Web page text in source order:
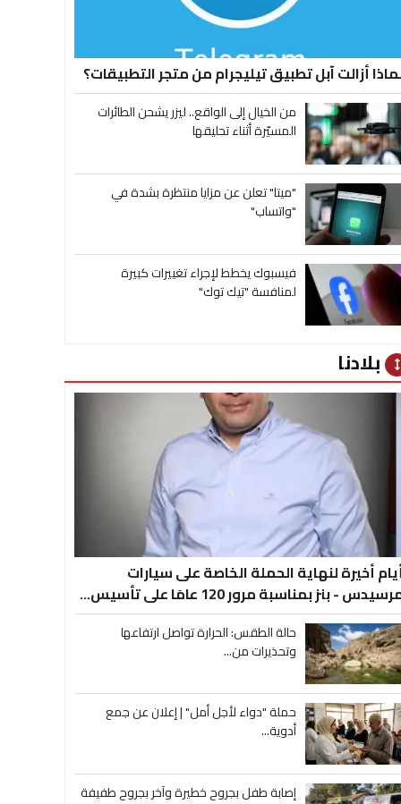
أزالت آبل تطبيق تيليجرام من متجر التطبيقات؟
من الخيال إلى الواقع.. ليزر يشحن الطائرات
المسيّرة أثناء تحليقها
"ميتا" تعلن عن مزايا منتظرة بشدة في
"واتساب"
فيسبوك يخطط لإجراء تغييرات كبيرة
لمنافسة "تيك توك"
بلادنا
أخيرة لنهاية الحملة الخاصة على سيارات
- بنز بمناسبة مرور 120 عامَا على تأسيس...
حالة الطقس: الحرارة تواصل ارتفاعها
وتحذيرات من...
حملة "دواء لأجل أمل" | إعلان عن جمع
أدوية...
إصابة طفل بجروح خطيرة وآخر بجروح طفيفة